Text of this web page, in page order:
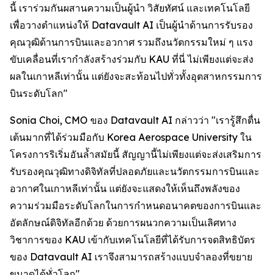
นี้ เราร่วมกันผสานความเป็นผู้นำ วิสัยทัศน์ และเทคโนโลยี
เพื่อวางตำแหน่งให้ Datavault AI เป็นผู้นำด้านการรับรอง
คุณวุฒิด้านการบินและอวกาศ รวมถึงนวัตกรรมใหม่ ๆ แรง
ขับเคลื่อนที่เรากำลังสร้างร่วมกับ KAU ที่นี่ ไม่เพียงแต่จะส่ง
ผลในเกาหลีเท่านั้น แต่ยังจะสะท้อนไปทั่วทั้งอุตสาหกรรมการ
บินระดับโลก"
Sonia Choi, CMO ของ Datavault AI กล่าวว่า "เรารู้สึกตื่น
เต้นมากที่ได้ร่วมมือกับ Korea Aerospace University ใน
โครงการริเริ่มอันล้ำสมัยนี้ สัญญานี้ไม่เพียงแต่จะส่งเสริมการ
รับรองคุณวุฒิทางดิจิทัลที่ปลอดภัยและนวัตกรรมการบินและ
อวกาศในเกาหลีเท่านั้น แต่ยังจะแสดงให้เห็นถึงพลังของ
ความร่วมมือระดับโลกในการกำหนดอนาคตของการบินและ
อัตลักษณ์ดิจิทัลอีกด้วย ด้วยการผนวกความเป็นเลิศทาง
วิชาการของ KAU เข้ากับเทคโนโลยีที่ได้รับการจดสิทธิบัตร
ของ Datavault AI เราจึงสามารถสร้างแบบจำลองที่ขยาย